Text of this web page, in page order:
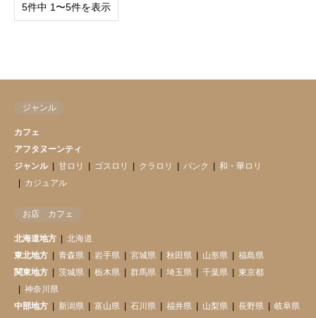
5件中 1〜5件を表示
ジャンル
カフェ
アフタヌーンティ
ジャンル
甘ロリ ゴスロリ クラロリ パンク
和・華ロリ
カジュアル
お店 カフェ
北海道地方
北海道
東北地方
青森県 岩手県 宮城県 秋田県 山形県
福島県
関東地方
茨城県 栃木県 群馬県 埼玉県 千葉県
東京都
神奈川県
中部地方
新潟県 富山県 石川県 福井県 山梨県 長野県
岐阜県